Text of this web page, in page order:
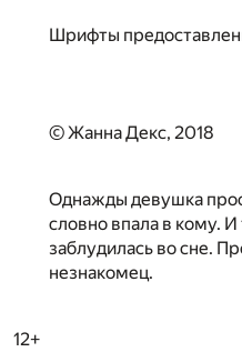
Шрифты
© Жанна Декс, 2018
Однажды девушка
словно впала в кому. И
заблудилась во сне.
незнакомец.
12+